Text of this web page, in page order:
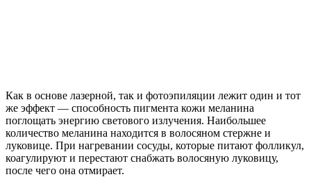
Как в основе лазерной, так и фотоэпиляции лежит один и тот
же эффект — способность пигмента кожи меланина
поглощать энергию светового излучения. Наибольшее
количество меланина находится в волосяном стержне и
луковице. При нагревании сосуды, которые питают фолликул,
коагулируют и перестают снабжать волосяную луковицу,
после чего она отмирает.